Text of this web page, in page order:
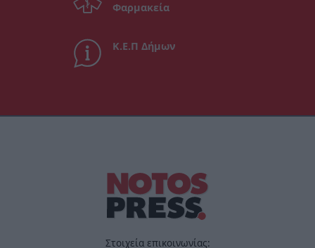
Φαρμακεία
Κ.Ε.Π Δήμων
Στοιχεία επικοινωνίας: